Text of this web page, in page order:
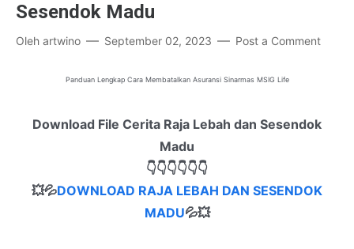
Sesendok Madu
Oleh artwino September 02, 2023 Post a Comment
Panduan Lengkap Cara Membatalkan Asuransi Sinarmas MSIG Life
Download File Cerita Raja Lebah dan Sesendok
Madu
👇👇👇👇👇👇
💥💦DOWNLOAD RAJA LEBAH DAN SESENDOK
MADU💦💥